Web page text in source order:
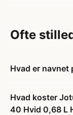
Ofte
Hvad er navnet
Hvad koster
40 Hvid 0,68 L